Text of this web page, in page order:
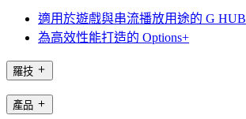
適用於遊戲與串流播放用途的 G HUB
為高效性能打造的 Options+
羅技
產品